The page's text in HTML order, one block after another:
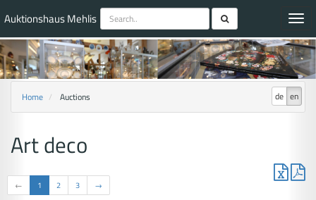
Auktionshaus Mehlis
de en
Home Auctions
Art deco
← 1 2 3 →